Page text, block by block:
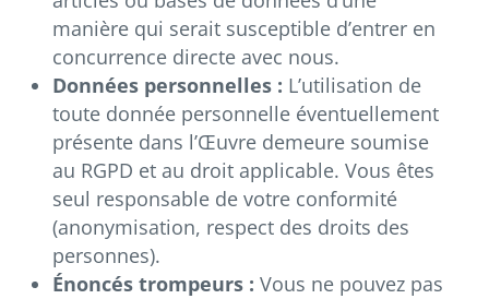
manière qui serait susceptible d’entrer en
concurrence directe avec nous.
Données personnelles : L’utilisation de
toute donnée personnelle éventuellement
présente dans l’Œuvre demeure soumise
au RGPD et au droit applicable. Vous êtes
seul responsable de votre conformité
(anonymisation, respect des droits des
personnes).
Énoncés trompeurs : Vous ne pouvez pas